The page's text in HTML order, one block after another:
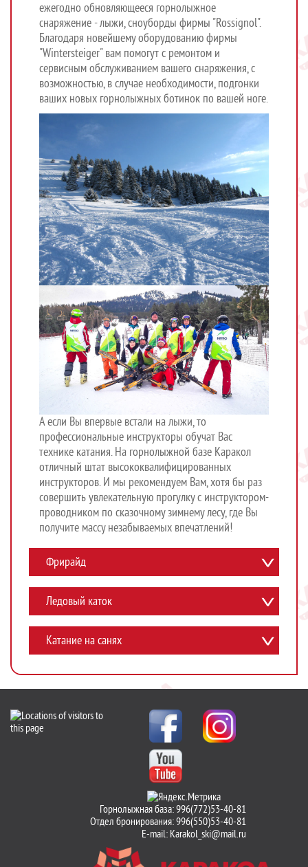
ежегодно обновляющееся горнолыжное
снаряжение - лыжи, сноуборды фирмы "Rossignol".
Благодаря новейшему оборудованию фирмы
"Wintersteiger" вам помогут с ремонтом и
сервисным обслуживанием вашего снаряжения, с
возможностью, в случае необходимости, подгонки
ваших новых горнолыжных ботинок по вашей ноге.
А если Вы впервые встали на лыжи, то
профессиональные инструкторы обучат Вас
технике катания. На горнолыжной базе Каракол
отличный штат высококвалифицированных
инструкторов. И мы рекомендуем Вам, хотя бы раз
совершить увлекательную прогулку с инструктором-
проводником по сказочному зимнему лесу, где Вы
получите массу незабываемых впечатлений!
Фрирайд
Ледовый каток
Катание на санях
Горнолыжная база: 996(772)53-40-81
Отдел бронирования: 996(550)53-40-81
E-mail: Karakol_ski@mail.ru